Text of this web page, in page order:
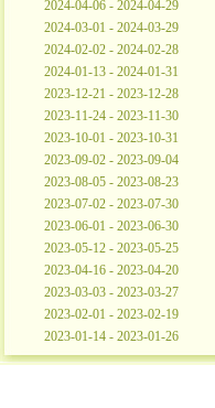
2024-04-06 - 2024-04-29
2024-03-01 - 2024-03-29
2024-02-02 - 2024-02-28
2024-01-13 - 2024-01-31
2023-12-21 - 2023-12-28
2023-11-24 - 2023-11-30
2023-10-01 - 2023-10-31
2023-09-02 - 2023-09-04
2023-08-05 - 2023-08-23
2023-07-02 - 2023-07-30
2023-06-01 - 2023-06-30
2023-05-12 - 2023-05-25
2023-04-16 - 2023-04-20
2023-03-03 - 2023-03-27
2023-02-01 - 2023-02-19
2023-01-14 - 2023-01-26